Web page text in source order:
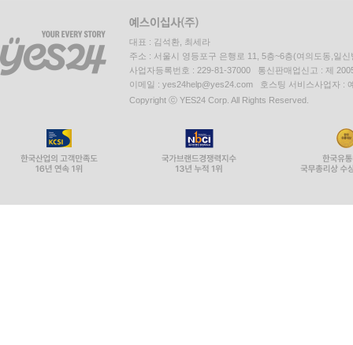
대표 : 김석환, 최세라
주소 : 서울시 영등포구 은행로 11, 5층~6층(여의도동,일신
사업자등록번호 : 229-81-37000 통신판매업신고 : 제
이메일 : yes24help@yes24.com 호스팅 서비스사업자 :
Copyright ⓒ YES24 Corp. All Rights Reserved.